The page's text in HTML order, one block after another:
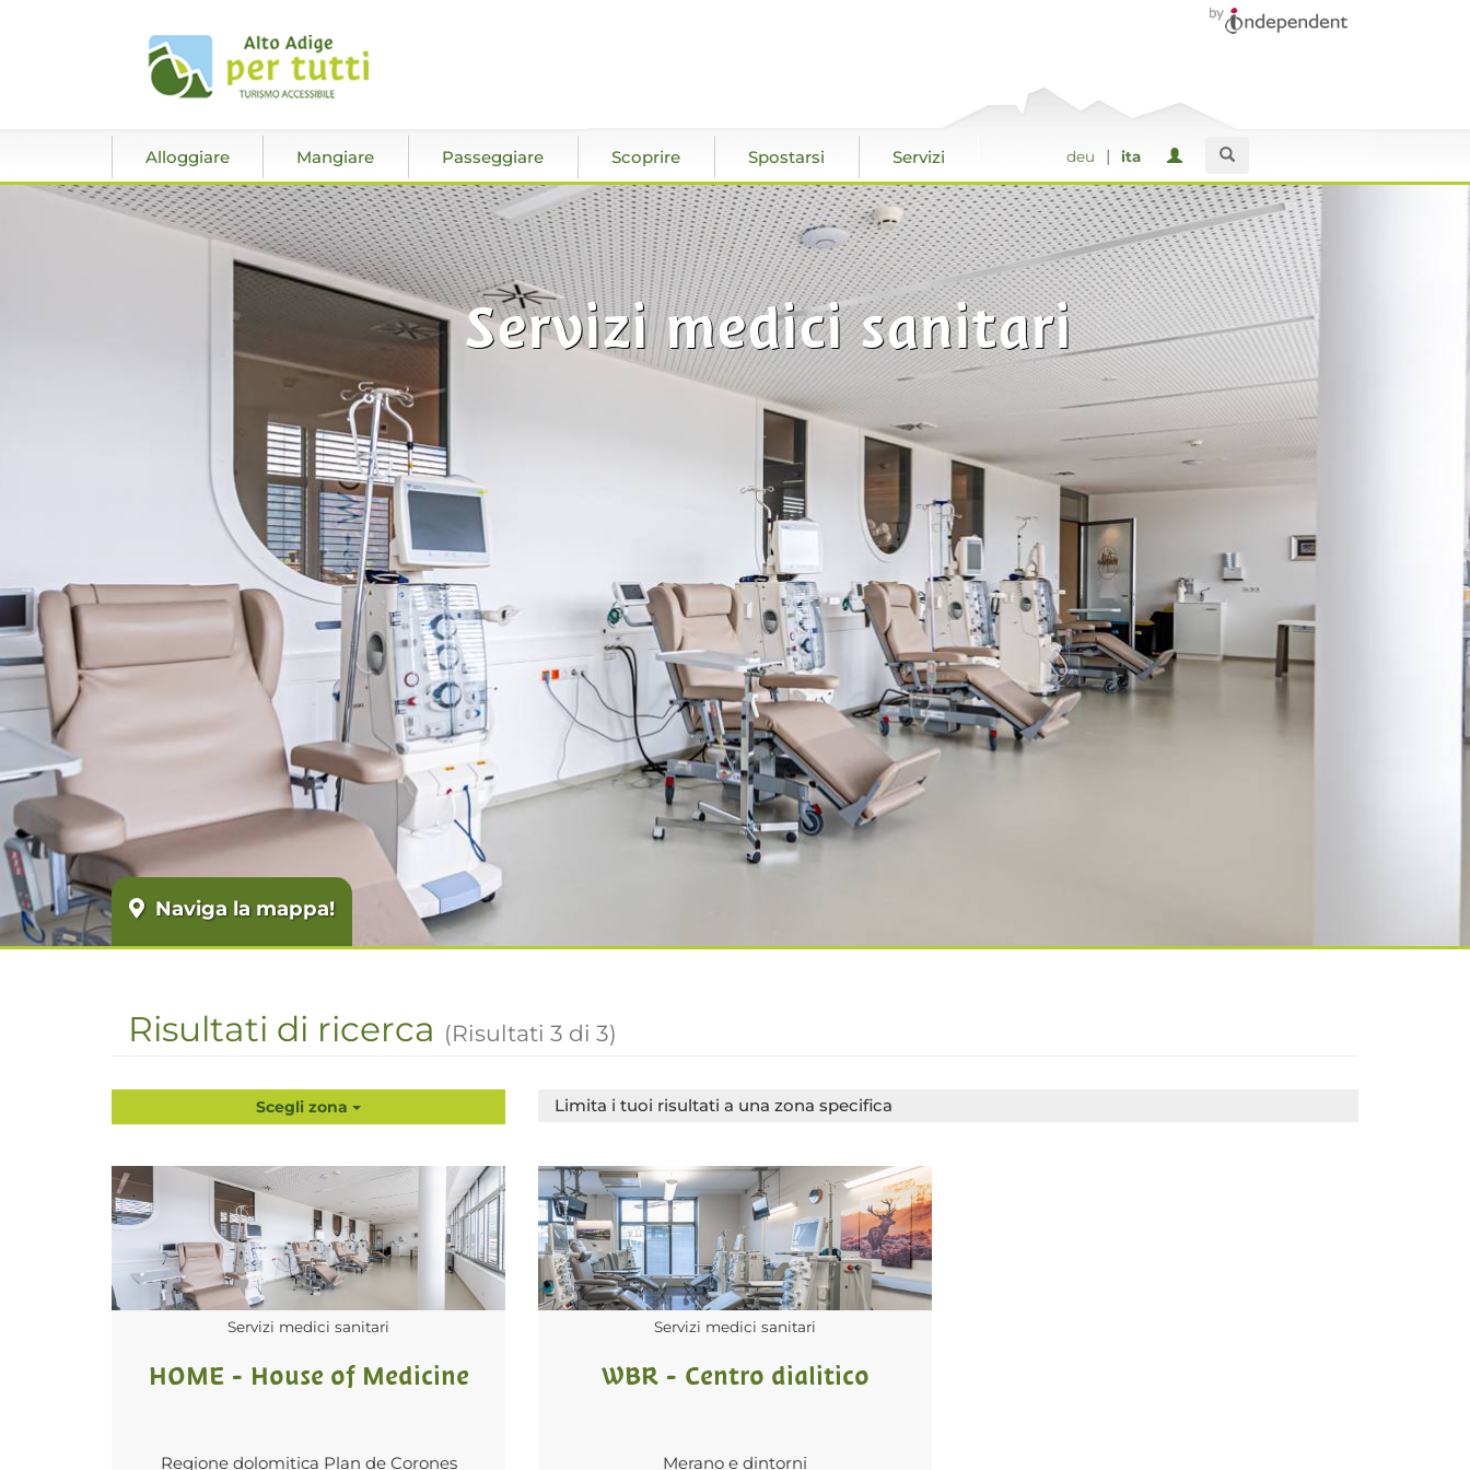
Alloggiare Mangiare Passeggiare Scoprire Spostarsi Servizi deu | ita
Servizi medici sanitari
Naviga la mappa!
Risultati di ricerca (Risultati 3 di 3)
Scegli zona Limita i tuoi risultati a una zona specifica
Servizi medici sanitari
HOME - House of Medicine
Regione dolomitica Plan de Corones
Servizi medici sanitari
WBR - Centro dialitico
Merano e dintorni